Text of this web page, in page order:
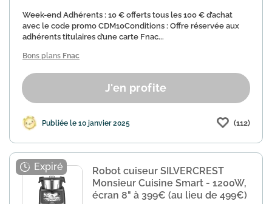
Week-end Adhérents : 10 € offerts tous les 100 € d’achat
avec le code promo CDM10Conditions : Offre réservée aux
adhérents titulaires d’une carte Fnac...
Bons plans Fnac
J'en profite
Publiée le 10 janvier 2025 (112)
Robot cuiseur SILVERCREST
Monsieur Cuisine Smart - 1200W,
écran 8" à 399€ (au lieu de 499€)